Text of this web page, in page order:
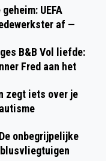
UEFA
af —
B&B Vol liefde:
Fred aan het
zegt iets over je
onbegrijpelijke